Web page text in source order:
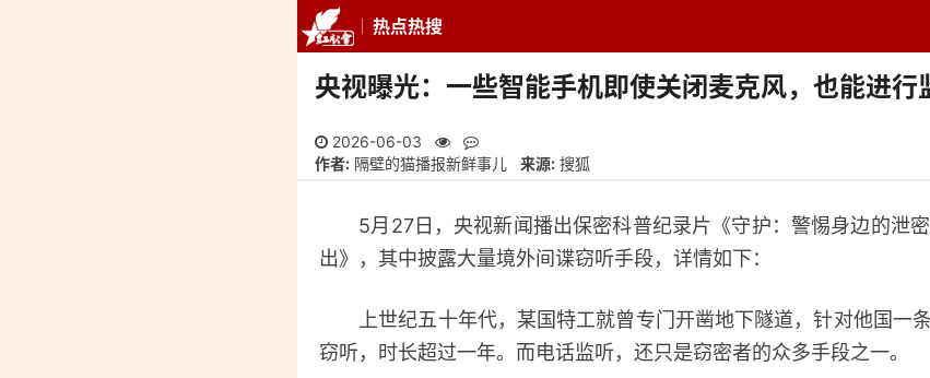
热点热搜
推荐 最新 专题中心 学者专栏 排行榜 周刊 网址导航
央视曝光：一些智能手机即使关闭麦克风，也能进行
2026-06-03
作者: 隔壁的猫播报新鲜事儿 来源: 搜狐
5月27日，央视新闻播出保密科普纪录片《守护：警惕身边的泄密
出》，其中披露大量境外间谍窃听手段，详情如下：
上世纪五十年代，某国特工就曾专门开凿地下隧道，针对他国一
窃听，时长超过一年。而电话监听，还只是窃密者的众多手段之一。